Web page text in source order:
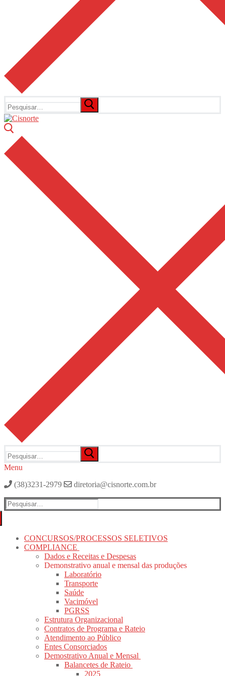
por:
por:
Menu
(38)3231-2979
diretoria@cisnorte.com.br
Pesquisar
por:
CONCURSOS/PROCESSOS SELETIVOS
COMPLIANCE
Dados e Receitas e Despesas
Demonstrativo anual e mensal das produções
Laboratório
Transporte
Saúde
Vacimóvel
PGRSS
Estrutura Organizacional
Contratos de Programa e Rateio
Atendimento ao Público
Entes Consorciados
Demostrativo Anual e Mensal
Balancetes de Rateio
2025